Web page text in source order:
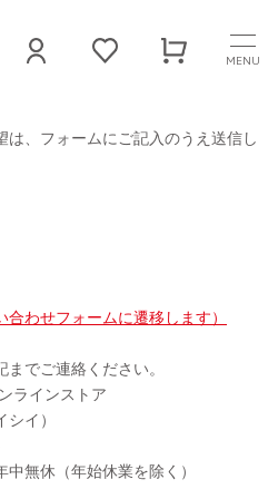
MENU
は、フォームにご記入のうえ送信し
わせフォームに遷移します）
でご連絡ください。
ラインストア
イ）
無休（年始休業を除く）